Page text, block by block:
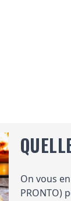
On vous
PRONTO)